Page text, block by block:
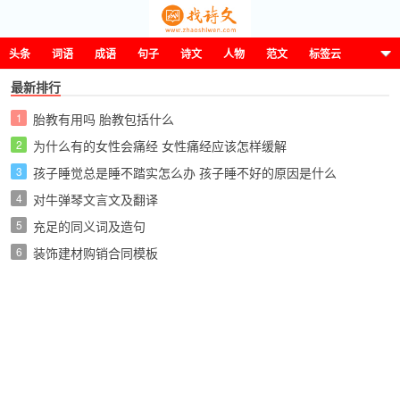
这诗那文找诗文
头条 词语 成语 句子 诗文 人物 范文 标签云
最新排行
1 胎教有用吗 胎教包括什么
2 为什么有的女性会痛经 女性痛经应该怎样缓解
3 孩子睡觉总是睡不踏实怎么办 孩子睡不好的原因是什么
4 对牛弹琴文言文及翻译
5 充足的同义词及造句
6 装饰建材购销合同模板